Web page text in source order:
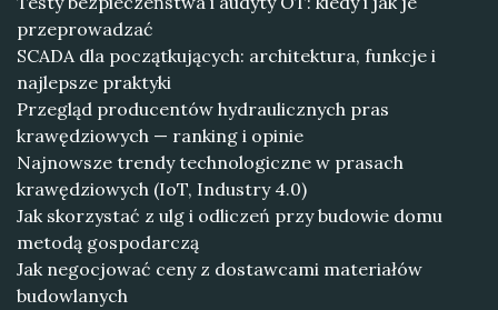
przeprowadzać
SCADA dla początkujących: architektura, funkcje i
najlepsze praktyki
Przegląd producentów hydraulicznych pras
krawędziowych — ranking i opinie
Najnowsze trendy technologiczne w prasach
krawędziowych (IoT, Industry 4.0)
Jak skorzystać z ulg i odliczeń przy budowie domu
metodą gospodarczą
Jak negocjować ceny z dostawcami materiałów
budowlanych